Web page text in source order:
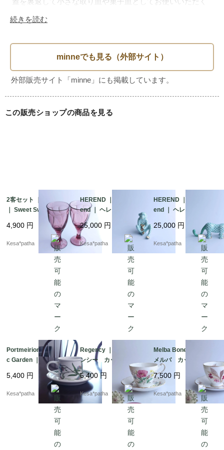
のも、暮らしを愉しむちょっとした工夫。日常のなかに、
す。
鉢の内底に若干のカスレが見受けられ、使用感はあります。
金彩の剥げはほぼなく、全体的に綺麗なお品かと思います。
裏印から1950～1970年頃の昭和中期製造かと思われます。
長い時間を経て、当店に入荷しました。
※金彩は金属質の絵付けのため、電子レンジに入れると火花
が散ったり、破損の原因となる可能性がございます。電子レ
ンジのご使用はお控えください。
続きを読む
この販売ショップの商品を見る
2客セット ｜ Noritake
｜ Sweet Swirl ｜ ノリ
タケ スイートスワー
ル ゴブレット グラ
ス ライラック 希
4,900 円
Kesa*patha
HEREND ｜ Vieux Her
end ｜ ヘレンド フィ
ッシュネット 干支
猿 申年 グリーン
フィギュリン 2004年
25,000 円
Kesa*patha
HEREND ｜ Vieux Her
end ｜ ヘレンド フィ
虎 寅年 グリーン
フィギュリン 2010年
25,000 円
Kesa*patha
Portmeirion ｜ Botani
c Garden ｜ Forget-M
e-Not ｜ ポートメリオ
ン 忘れな草 カップ
＆ソーサー ヴィンテ
5,400 円
Kesa*patha
Regency ｜ リージェ
ンシー カップ＆ソー
サー 英国 ヴィンテ
ージ 廃盤 イギリス
5,400円
Kesa*patha
Melba Bone China ｜
メルバ カップ＆ソー
サー 英国ヴィンテー
ジ 廃盤 イギリス
7,500 円
Kesa*patha